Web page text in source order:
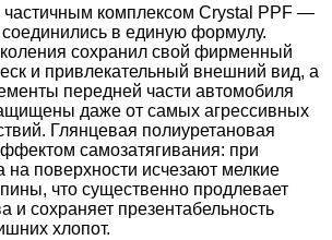
частичным комплексом Crystal PPF —
соединились в единую формулу.
сохранил свой фирменный
и привлекательный внешний вид, а
передней части автомобиля
даже от самых агрессивных
Глянцевая полиуретановая
самозатягивания: при
на поверхности исчезают мелкие
что существенно продлевает
и сохраняет презентабельность
хлопот.